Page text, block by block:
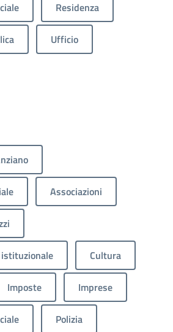
Residenza
Ufficio
Associazioni
istituzionale Cultura
Imposte Imprese
Polizia